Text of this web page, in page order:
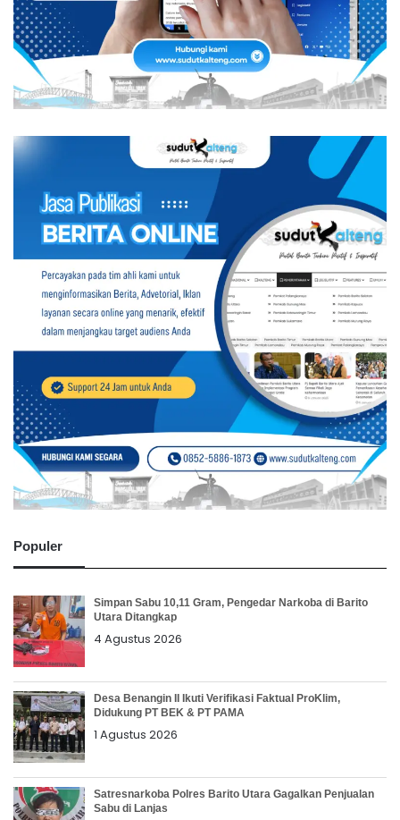
Populer
Simpan Sabu 10,11 Gram, Pengedar Narkoba di Barito
Utara Ditangkap
4 Agustus 2026
Desa Benangin II Ikuti Verifikasi Faktual ProKlim,
Didukung PT BEK & PT PAMA
1 Agustus 2026
Satresnarkoba Polres Barito Utara Gagalkan Penjualan
Sabu di Lanjas